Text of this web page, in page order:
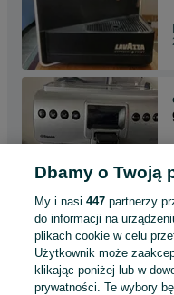
Dbamy o Twoją
My i nasi447 partnerzy
do informacji na
plikach cookie w celu
Użytkownik może
klikając poniżej lub w
prywatności. Te wybory